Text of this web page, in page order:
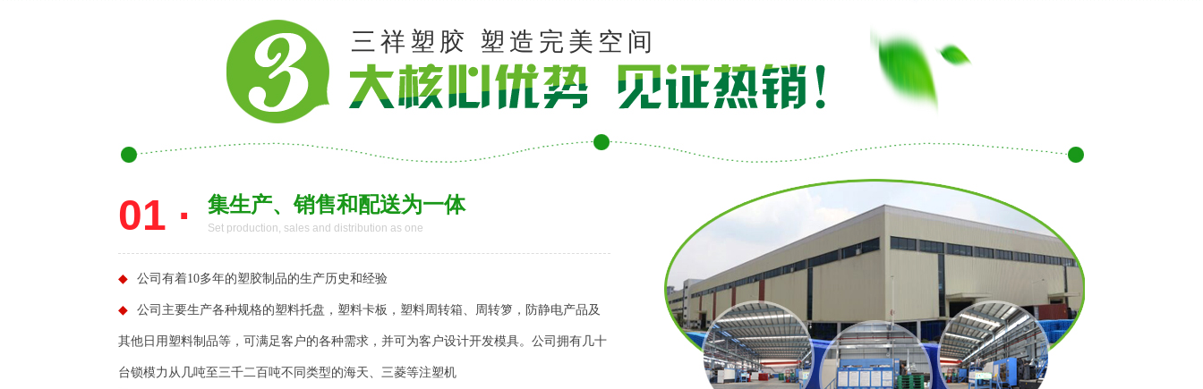
三祥塑胶 塑造完美空间
01 · 集生产、销售和配送为一体
Set production, sales and distribution as one
◆ 公司有着10多年的塑胶制品的生产历史和经验
◆ 公司主要生产各种规格的塑料托盘，塑料卡板，塑料周转箱、周转箩，防静电产品及
其他日用塑料制品等，可满足客户的各种需求，并可为客户设计开发模具。公司拥有几十
台锁模力从几吨至三千二百吨不同类型的海天、三菱等注塑机